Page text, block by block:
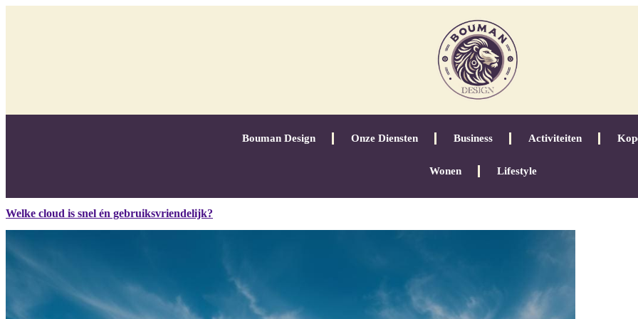
Bouman Design Onze Diensten Business Activiteiten
Wonen Lifestyle
Welke cloud is snel én gebruiksvriendelijk?